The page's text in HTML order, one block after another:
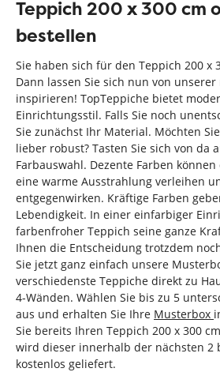
Teppich 200 x 300 cm
bestellen
Sie haben sich für den Teppich 200 x
Dann lassen Sie sich nun von
inspirieren! TopTeppiche bietet
Einrichtungsstil. Falls Sie noch
Sie zunächst Ihr Material. Möchten
lieber robust? Tasten Sie sich von da
Farbauswahl. Dezente Farben
eine warme Ausstrahlung verleihen
entgegenwirken. Kräftige Farben
Lebendigkeit. In einer einfarbiger
farbenfroher Teppich seine ganze
Ihnen die Entscheidung trotzdem
Sie jetzt ganz einfach unsere
verschiedenste Teppiche direkt zu
4-Wänden. Wählen Sie bis zu 5
aus und erhalten Sie Ihre Musterbox
Sie bereits Ihren Teppich 200 x 300
wird dieser innerhalb der nächsten 2
kostenlos geliefert.